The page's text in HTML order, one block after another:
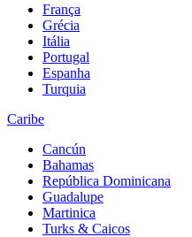
França
Grécia
Itália
Portugal
Espanha
Turquia
Caribe
Cancún
Bahamas
República Dominicana
Guadalupe
Martinica
Turks & Caicos